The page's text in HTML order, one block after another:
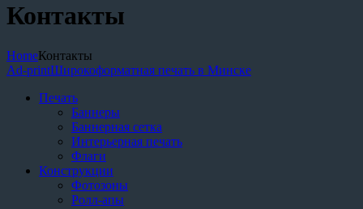
Контакты
HomeКонтакты
Ad-printШирокоформатная печать в Минске
Печать
Баннеры
Баннерная сетка
Интерьерная печать
Флаги
Конструкции
Фотозоны
Ролл-апы